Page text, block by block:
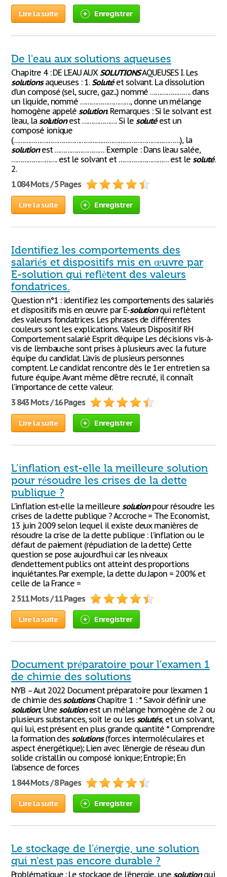
Lire la suite Enregistrer
De l'eau aux solutions aqueuses
Chapitre 4 : DE L’EAU AUXSOLUTIONSAQUEUSES I. Les
solutionsaqueuses : 1.Solutéet solvant. La dissolution
d’un composé (sel, sucre, gaz...) nommé …………………. dans
un liquide, nommé ………………………, donne un mélange
homogène appelésolution. Remarques : Si le solvant est
l’eau, la solutionest ………………. Si le solutéest un
composé ionique
(………………………………………………………………………………), la
solutionest ……………………… Exemple : Dans l’eau salée,
……………………. est le solvant et ……………………… est lesoluté.
2.
1 084 Mots / 5 Pages
Lire la suite Enregistrer
Identifiez les comportements des
salariés et dispositifs mis en œuvre par
E-solution qui reflètent des valeurs
fondatrices.
Question n°1 : identifiez les comportements des salariés
et dispositifs mis en œuvre par E-solutionqui reflètent
des valeurs fondatrices. Les phrases de différentes
couleurs sont les explications. Valeurs Dispositif RH
Comportement salarié Esprit d’équipe Les décisions vis-à-
vis de l’embauche sont prises à plusieurs avec la future
équipe du candidat. L’avis de plusieurs personnes
comptent. Le candidat rencontre dès le 1er entretien sa
future équipe. Avant même d’être recruté, il connaît
l’importance de cette valeur.
3 843 Mots / 16 Pages
Lire la suite Enregistrer
L’inflation est-elle la meilleure solution
pour résoudre les crises de la dette
publique ?
L’inflation est-elle la meilleure solutionpour résoudre les
crises de la dette publique ? Accroche = The Economist,
13 juin 2009 selon lequel il existe deux manières de
résoudre la crise de la dette publique : l’inflation ou le
défaut de paiement (répudiation de la dette) Cette
question se pose aujourd’hui car les niveaux
d’endettement publics ont atteint des proportions
inquiétantes. Par exemple, la dette du Japon = 200% et
celle de la France =
2 511 Mots / 11 Pages
Lire la suite Enregistrer
Document préparatoire pour l’examen 1
de chimie des solutions
NYB – Aut 2022 Document préparatoire pour l’examen 1
de chimie dessolutionsChapitre 1 : * Savoir définir une
solution; Unesolutionest un mélange homogène de 2 ou
plusieurs substances, soit le ou les solutés, et un solvant,
qui lui, est présent en plus grande quantité * Comprendre
la formation dessolutions(forces intermoléculaires et
aspect énergétique); Lien avec l’énergie de réseau d’un
solide cristallin ou composé ionique; Entropie; En
l’absence de forces
1 844 Mots / 8 Pages
Lire la suite Enregistrer
Le stockage de l'énergie, une solution
qui n’est pas encore durable ?
Problématique : Le stockage de l'énergie, une solutionqui